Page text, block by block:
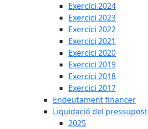
Exercici 2024
Exercici 2023
Exercici 2022
Exercici 2021
Exercici 2020
Exercici 2019
Exercici 2018
Exercici 2017
Endeutament financer
Liquidació del pressupost
2025